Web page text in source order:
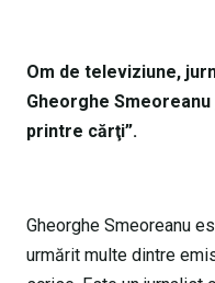
Om de televiziune,
Gheorghe
printre cărţi”.
Gheorghe Smeoreanu
urmărit multe dintre